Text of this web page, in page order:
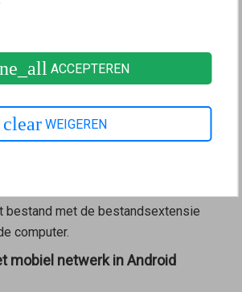
voor jouw model repeater. Er zijn
van de FRITZ!Repeater 600. Als er
aan de onderkant van het
staat, ga dan naar de map
bestand met de bestandsextensie
computer.
mobiel netwerk in Android
ACCEPTEREN
clear WEIGEREN